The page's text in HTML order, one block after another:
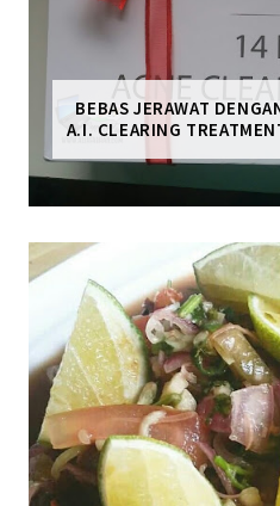
BEBAS JERAWAT
A.I. CLEARING